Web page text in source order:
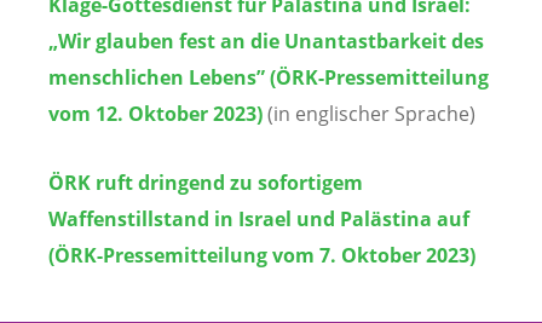
„Wir glauben fest an die Unantastbarkeit des
menschlichen Lebens” (ÖRK-Pressemitteilung
vom 12. Oktober 2023)(in englischer Sprache)
ÖRK ruft dringend zu sofortigem
Waffenstillstand in Israel und Palästina auf
(ÖRK-Pressemitteilung vom 7. Oktober 2023)